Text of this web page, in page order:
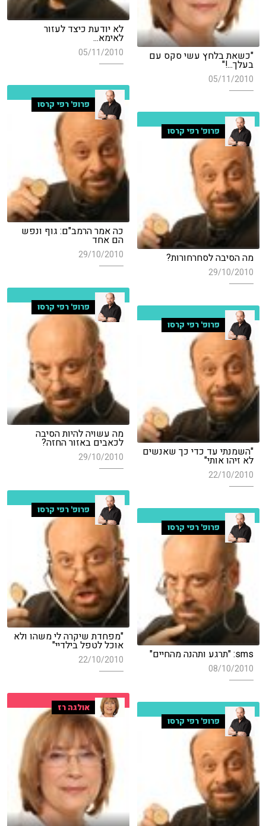
לא יודעת כיצד לעזור
לאימא...
05/11/2010 "כשאת בלחץ עשי סקס עם
בעלך...!"
05/11/2010
פרופ' רפי קרסו
כה אמר הרמב"ם: גוף ונפש
הם אחד
29/10/2010
פרופ' רפי קרסו
מה הסיבה לסחרחורות?
29/10/2010
פרופ' רפי קרסו
מה עשויה להיות הסיבה
לכאבים באזור החזה?
29/10/2010
פרופ' רפי קרסו
"השמנתי עד כדי כך שאנשים
לא זיהו אותי"
22/10/2010
פרופ' רפי קרסו
"מפחדת שיקרה לי משהו ולא
אוכל לטפל בילדיי"
22/10/2010
פרופ' רפי קרסו
sms: "תרגע ותהנה מהחיים"
08/10/2010
אולגה רז
פרופ' רפי קרסו